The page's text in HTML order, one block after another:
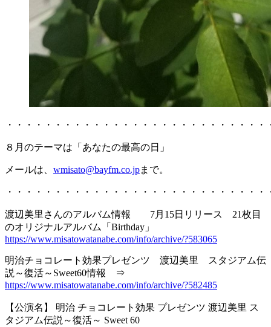
・・・・・・・・・・・・・・・・・・・・・・・・・・
８月のテーマは「あなたの最高の日」
メールは、 wmisato@bayfm.co.jpまで。
・・・・・・・・・・・・・・・・・・・・・・・・・・・
渡辺美里さんのアルバム情報 7月15日リリース 21枚目
のオリジナルアルバム「Birthday」
https://www.misatowatanabe.com/info/archive/?583065
明治チョコレート効果プレゼンツ 渡辺美里 スタジアム伝
説～復活～Sweet60情報 ⇒
https://www.misatowatanabe.com/info/archive/?582485
【公演名】 明治 チョコレート効果 プレゼンツ 渡辺美里 ス
タジアム伝説～復活～ Sweet 60